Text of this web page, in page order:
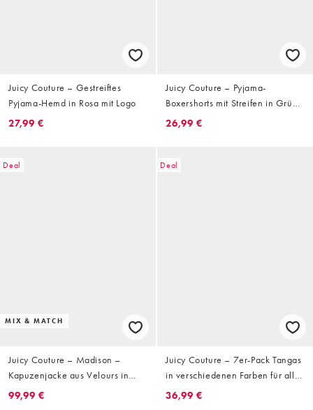
Juicy Couture – Gestreiftes
Pyjama-Hemd in Rosa mit Logo
27,99 €
Juicy Couture – Pyjama-
Boxershorts mit Streifen in Grün
und Weiß und Logobund,
26,99 €
Deal
MIX & MATCH
Juicy Couture – Madison –
Kapuzenjacke aus Velours in
Braun mit Reißverschluss,
99,99 €
Deal
Juicy Couture – 7er-Pack Tangas
in verschiedenen Farben für alle
Wochentage
36,99 €